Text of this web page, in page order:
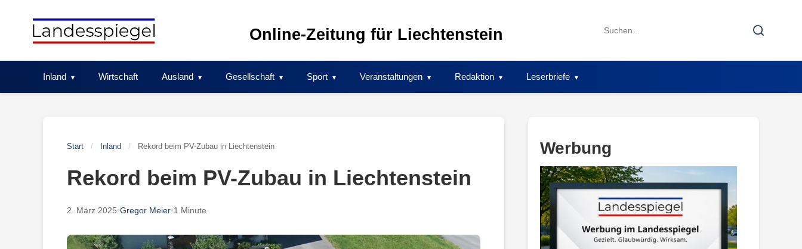
Online-Zeitung für Liechtenstein
Search
Search
Inland Wirtschaft Ausland Gesellschaft Sport Veranstaltungen Redaktion Leserbriefe
Start / Inland / Rekord beim PV-Zubau in Liechtenstein
Rekord beim PV-Zubau in Liechtenstein
2. März 2025•Gregor Meier•1 Minute
Werbung